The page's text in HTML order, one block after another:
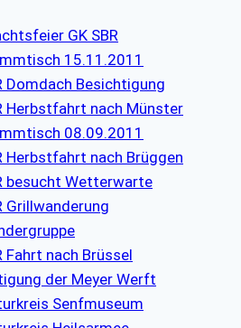
GK SBR
15.11.2011
Domdach Besichtigung
Herbstfahrt nach Münster
08.09.2011
Herbstfahrt nach Brüggen
besucht Wetterwarte
Grillwanderung
Fahrt nach Brüssel
der Meyer Werft
Senfmuseum